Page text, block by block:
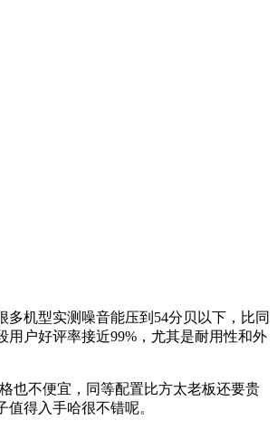
机型实测噪音能压到54分贝以下，比同
户好评率接近99%，尤其是耐用性和外
也不便宜，同等配置比方太老板还要贵
得入手哈很不错呢。